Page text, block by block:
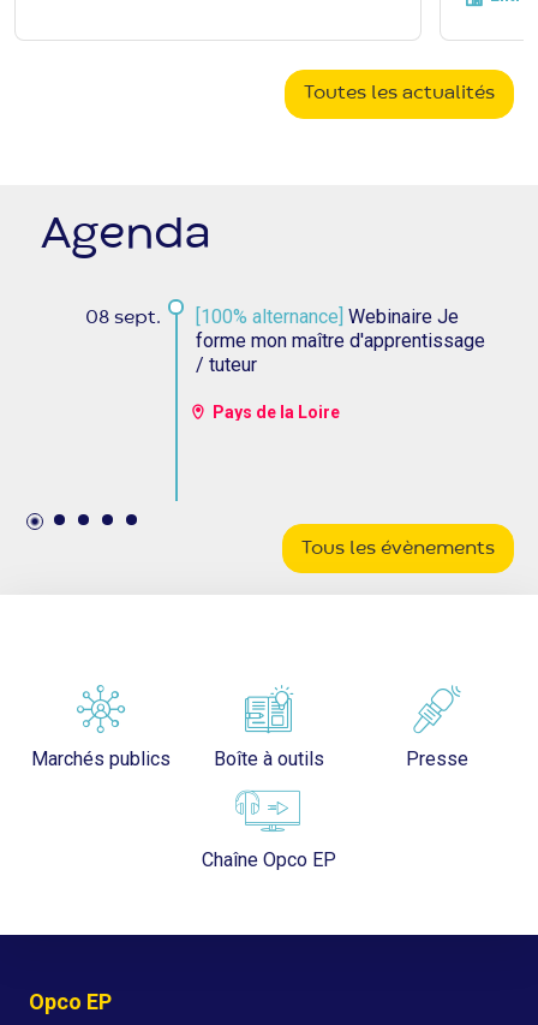
Toutes les actualités
Agenda
Tous les évènements
08 sept. [100% alternance] Webinaire Je
forme mon maître d'apprentissage
/ tuteur
Pays de la Loire
Marchés publics Boîte à outils Presse
Chaîne Opco EP
Opco EP